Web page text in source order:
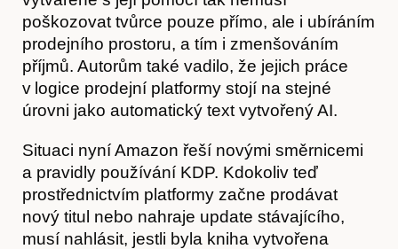
Akce
poškozovat tvůrce pouze přímo, ale i ubíráním
prodejního prostoru, a tím i zmenšováním
příjmů. Autorům také vadilo, že jejich práce
v logice prodejní platformy stojí na stejné
úrovni jako automatický text vytvořený AI.
Situaci nyní Amazon řeší novými směrnicemi
a pravidly používání KDP. Kdokoliv teď
prostřednictvím platformy začne prodávat
nový titul nebo nahraje update stávajícího,
musí nahlásit, jestli byla kniha vytvořena